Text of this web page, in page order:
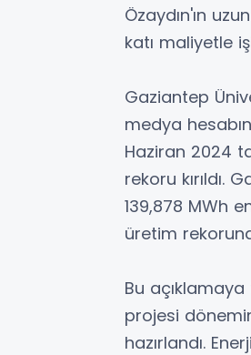
Özaydın'ın
katı maliyetle
Gaziantep
medya
Haziran 2024
rekoru kırıldı.
139,878 MWh
üretim
Bu
projesi
hazırlandı.